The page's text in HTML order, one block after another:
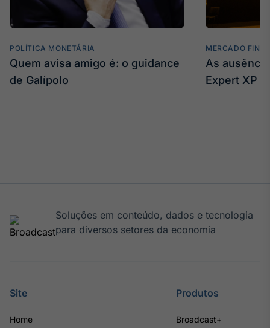
Em breve
Investimentos
Em breve
POLÍTICA MONETÁRIA
Quem avisa amigo é: o guidance
de Galípolo
MERCADO
As
Expert XP
Soluções em conteúdo, dados e tecnologia
para diversos setores da economia
Site
Home
Produtos
Broadcast+